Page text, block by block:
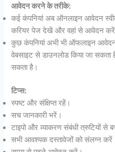
आवेदन करने के तरीके:
कई कंपनियां अब ऑनलाइन आवेदन
करियर पेज देखें और वहां से आवेदन
कुछ कंपनियां अभी भी ऑफलाइन आवेदन
वेबसाइट से डाउनलोड किया जा सकता
सकता है।
टिप्स:
स्पष्ट और संक्षिप्त रहें।
सच जानकारी भरें।
टाइपो और व्याकरण संबंधी त्रुटियों से
सभी आवश्यक दस्तावेजों को संलग्न